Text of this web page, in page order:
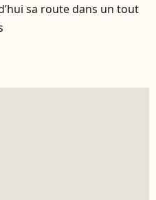
sa route dans un tout